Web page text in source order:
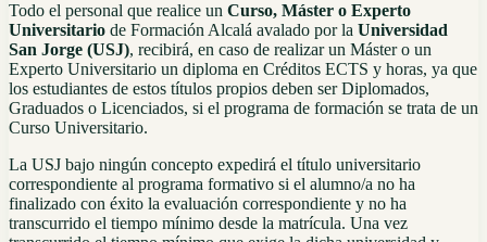
Todo el personal que realice un Curso, Máster o Experto
Universitario de Formación Alcalá avalado por la Universidad
San Jorge (USJ), recibirá, en caso de realizar un Máster o un
Experto Universitario un diploma en Créditos ECTS y horas, ya que
los estudiantes de estos títulos propios deben ser Diplomados,
Graduados o Licenciados, si el programa de formación se trata de un
Curso Universitario.
La USJ bajo ningún concepto expedirá el título universitario
correspondiente al programa formativo si el alumno/a no ha
finalizado con éxito la evaluación correspondiente y no ha
transcurrido el tiempo mínimo desde la matrícula. Una vez